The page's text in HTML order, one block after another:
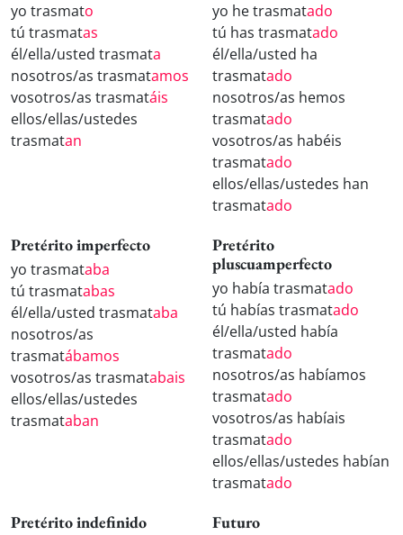
yo trasmato
tú trasmatas
él/ella/usted trasmata
nosotros/as trasmatamos
vosotros/as trasmatáis
ellos/ellas/ustedes
trasmatan
yo he trasmatado
tú has trasmatado
él/ella/usted ha
trasmatado
nosotros/as hemos
trasmatado
vosotros/as habéis
trasmatado
ellos/ellas/ustedes han
trasmatado
Pretérito imperfecto
yo trasmataba
tú trasmatabas
él/ella/usted trasmataba
nosotros/as
trasmatábamos
vosotros/as trasmatabais
ellos/ellas/ustedes
trasmataban
Pretérito
pluscuamperfecto
yo había trasmatado
tú habías trasmatado
él/ella/usted había
trasmatado
nosotros/as habíamos
trasmatado
vosotros/as habíais
trasmatado
ellos/ellas/ustedes habían
trasmatado
Pretérito indefinido Futuro